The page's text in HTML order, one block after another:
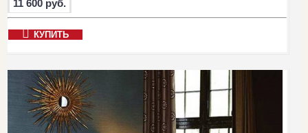
11 600 руб.
КУПИТЬ